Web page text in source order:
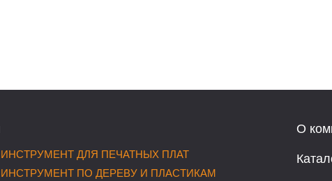
ДЛЯ ПЕЧАТНЫХ ПЛАТ
ПО ДЕРЕВУ И ПЛАСТИКАМ
О